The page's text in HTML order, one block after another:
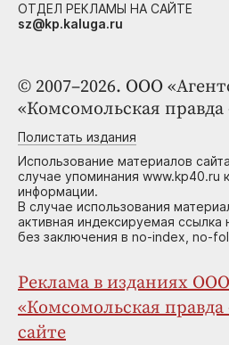
© 2007–2026. ООО
«Комсомольская правда
Полистать издания
Использование материалов
случае упоминания www.kp40.ru
информации.
В случае использования
активная индексируемая ссылка
без заключения в no-index, no-
Реклама в изданиях
«Комсомольская правда
сайте
ОТДЕЛ РЕКЛАМЫ НА САЙТЕ
sz@kp.kaluga.ru